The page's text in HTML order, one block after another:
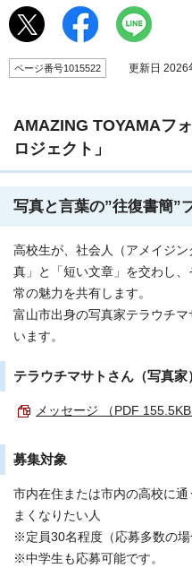
ページ番号1015522 更新日 2026
AMAZING TOYAMAフ
ロジェクト」
写真と言葉の”往復書簡”
高校生が、社会人（アメイジ
真」と「短い文章」を交わし
常の魅力を共有します。
富山市出身の写真家テラウチ
います。
テラウチマサトさん（写真
メッセージ （PDF 155.5KB
募集対象
市内在住または市内の高校に
まくなりたい人
※定員30名程度（応募多数の場
※中学生も応募可能です。